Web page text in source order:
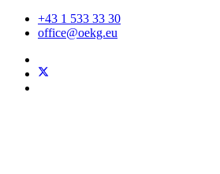
+43 1 533 33 30
office@oekg.eu